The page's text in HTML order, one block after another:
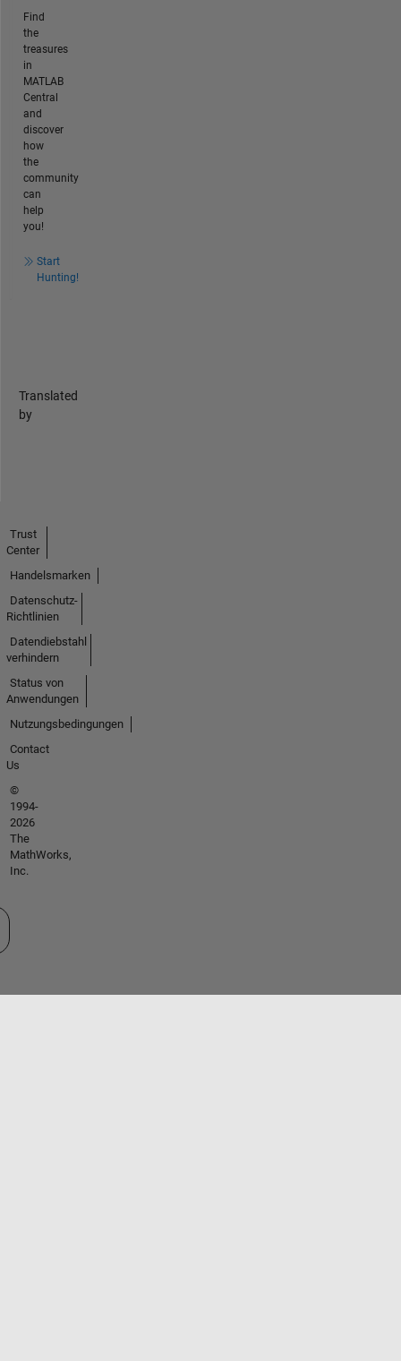
Find
the
treasures
in
MATLAB
Central
and
discover
how
the
community
can
help
you!
Start
Hunting!
Translated
by
Trust
Center
Handelsmarken
Datenschutz-
Richtlinien
Datendiebstahl
verhindern
Status von
Anwendungen
Nutzungsbedingungen
Contact
Us
©
1994-
2026
The
MathWorks,
Inc.